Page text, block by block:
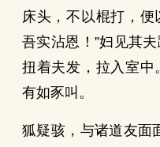
床头，不以棍打，便
吾实沾恩！”妇见其
扭着夫发，拉入室
有如豕叫。
狐疑骇，与诸道友面